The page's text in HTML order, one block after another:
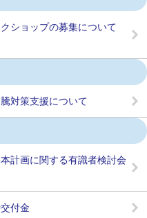
ショップの募集について
対策支援について
計画に関する有識者検討会
付金